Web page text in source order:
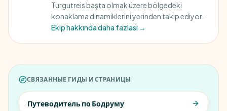
Turgutreis başta olmak üzere bölgedeki
konaklama dinamiklerini yerinden takip ediyor.
Ekip hakkında daha fazlası →
СВЯЗАННЫЕ ГИДЫ И СТРАНИЦЫ
Путеводитель по Бодруму